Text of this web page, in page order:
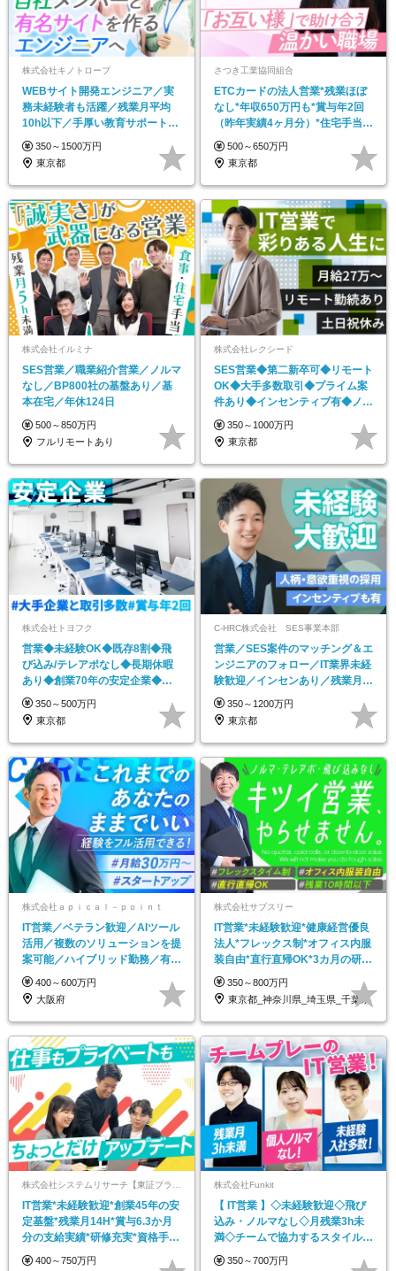
株式会社キノトロープ
WEBサイト開発エンジニア／実
務未経験者も活躍／残業月平均
10h以下／手厚い教育サポートあ
り／服装自由
350～1500万円
東京都
さつき工業協同組合
ETCカードの法人営業*残業ほぼ
なし*年収650万円も*賞与年2回
（昨年実績4ヶ月分）*住宅手当*
皆勤手当
500～650万円
東京都
株式会社イルミナ
SES営業／職業紹介営業／ノルマ
なし／BP800社の基盤あり／基
本在宅／年休124日
500～850万円
フルリモートあり
株式会社レクシード
SES営業◆第二新卒可◆リモート
OK◆大手多数取引◆プライム案
件あり◆インセンティブ有◆ノル
マ・飛び込みナシ
350～1000万円
東京都
株式会社トヨフク
営業◆未経験OK◆既存8割◆飛
び込み/テレアポなし◆長期休暇
あり◆創業70年の安定企業◆人
柄採用
350～500万円
東京都
C-HRC株式会社 SES事業本部
営業／SES案件のマッチング＆エ
ンジニアのフォロー／IT業界未経
験歓迎／インセンあり／残業月平
均10h未満
350～1200万円
東京都
株式会社ａｐｉｃａｌ－ｐｏｉｎｔ
IT営業／ベテラン歓迎／AIツール
活用／複数のソリューションを提
案可能／ハイブリッド勤務／有給
100%消化も可
400～600万円
大阪府
株式会社サブスリー
IT営業*未経験歓迎*健康経営優良
法⼈*フレックス制*オフィス内服
装自由*直行直帰OK*3カ月の研修
あり
350～800万円
東京都_神奈川県_埼玉県_千葉県
株式会社システムリサーチ【東証プライム・名証プレミア市場上場】
IT営業*未経験歓迎*創業45年の安
定基盤*残業月14H*賞与6.3か月
分の支給実績*研修充実*資格手当
あり
400～750万円
株式会社Funkit
【 IT営業 】◇未経験歓迎◇飛び
込み・ノルマなし◇月残業3h未
満◇チームで協力するスタイルの
営業◇
350～700万円